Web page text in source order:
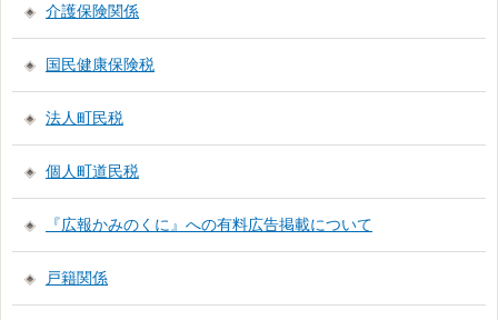
介護保険関係
国民健康保険税
法人町民税
個人町道民税
『広報かみのくに』への有料広告掲載について
戸籍関係